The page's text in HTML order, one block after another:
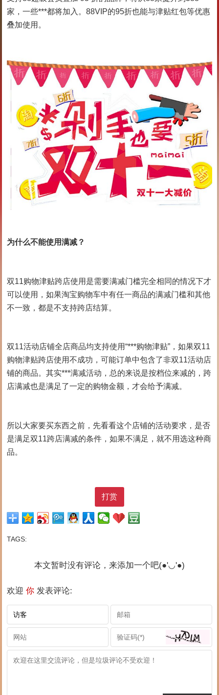
家，一些***都将加入。88VIP的95折也能与津贴红包等优惠
叠加使用。
为什么不能使用满减？
双11购物津贴跨店使用是需要满减门槛完全相同的情况下才
可以使用，如果淘宝购物车中有任一商品的满减门槛和其他
不一致，都是不支持跨店结算。
双11活动店铺全店商品均支持使用“***购物津贴”，如果双11
购物津贴跨店使用不成功，可能订单中包含了非双11活动店
铺的商品。其实***满减活动，总的来说是按档位来减的，跨
店满减也是满足了一定的购物金额，才会给予满减。
所以大家要买东西之前，先看看这个店铺的活动要求，是否
是满足双11跨店满减的条件，如果不满足，就不用选这种商
品。
打赏
TAGS:
本文暂时没有评论，来添加一个吧(●'◡'●)
欢迎 你 发表评论: